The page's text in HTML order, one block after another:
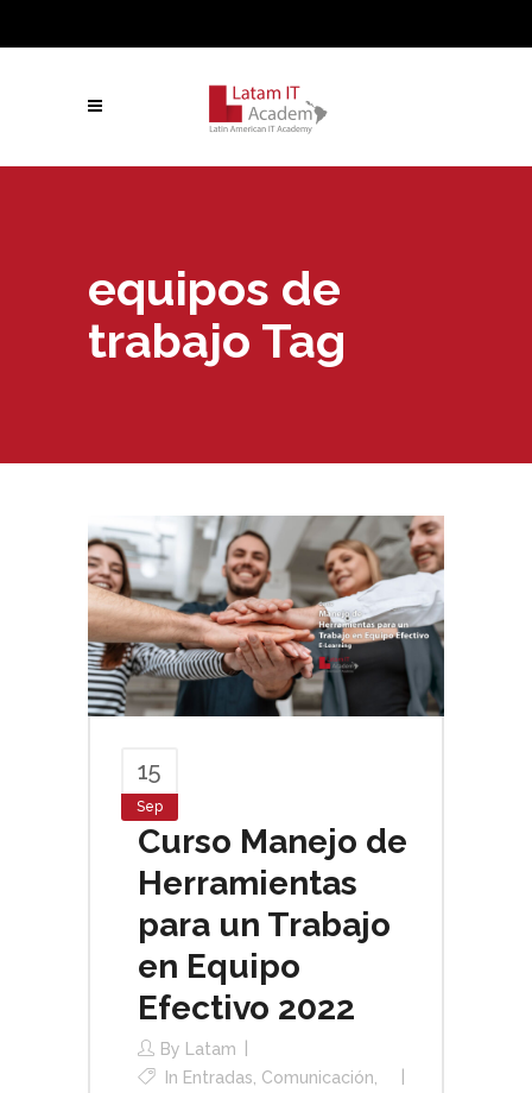
equipos de
trabajo Tag
15
Sep
Curso Manejo de
Herramientas
para un Trabajo
en Equipo
Efectivo 2022
By
Latam
In Entradas Comunicación,